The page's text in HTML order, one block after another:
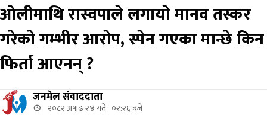
ओलीमाथि रास्वपाले लगायो मानव तस्कर
गरेको गम्भीर आरोप, स्पेन गएका मान्छे किन
फिर्ता आएनन् ?
जनमेल संवाददाता
२०८२ अषाढ २४ गते ०२:२६ बजे